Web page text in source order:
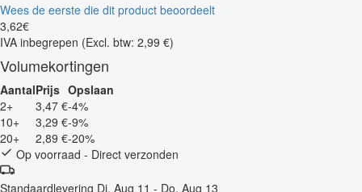
Wees de eerste die dit product beoordeelt
3,62€
IVA inbegrepen (Excl. btw: 2,99 €)
Volumekortingen
AantalPrijs Opslaan
2+
3,47 €-4%
10+
3,29 €-9%
20+
2,89 €-20%
Op voorraad - Direct verzonden
Standaardlevering Di, Aug 11 - Do, Aug 13